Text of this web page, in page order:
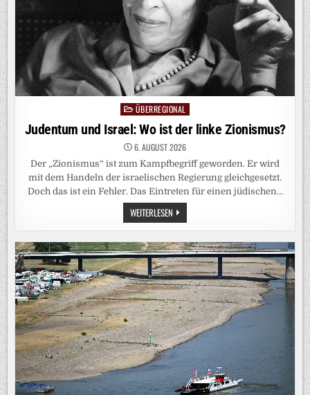
PostedÜBERREGIONAL
Judentum und Israel: Wo ist der linke Zionismus?
6. AUGUST 2026
Der „Zionismus“ ist zum Kampfbegriff geworden. Er wird
mit dem Handeln der israelischen Regierung gleichgesetzt.
Doch das ist ein Fehler. Das Eintreten für einen jüdischen…
WEITERLESEN JUDENTUM
UND
ISRAEL:
WO
IST
DER
LINKE
ZIONISMUS?